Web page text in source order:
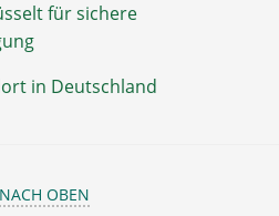
für sichere
in Deutschland
NACH OBEN